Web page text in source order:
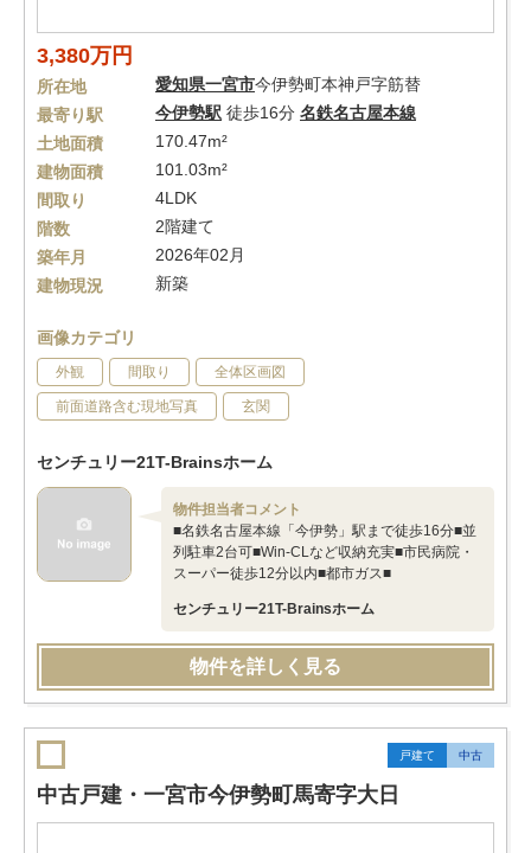
3,380万円
所在地 愛知県一宮市今伊勢町本神戸字筋替
最寄り駅
今伊勢駅 徒歩16分 名鉄名古屋本線
土地面積
170.47m²
建物面積
101.03m²
間取り
4LDK
階数
2階建て
築年月
2026年02月
建物現況
新築
画像カテゴリ
外観 間取り 全体区画図
前面道路含む現地写真 玄関
センチュリー21T-Brainsホーム
物件担当者コメント
■名鉄名古屋本線「今伊勢」駅まで徒歩16分■並
列駐車2台可■Win-CLなど収納充実■市民病院・
スーパー徒歩12分以内■都市ガス■
センチュリー21T-Brainsホーム
物件を詳しく見る
戸建て 中古
中古戸建・一宮市今伊勢町馬寄字大日